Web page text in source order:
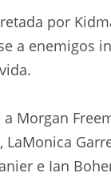
por
a enemigos
Morgan
LaMonica
e Ian